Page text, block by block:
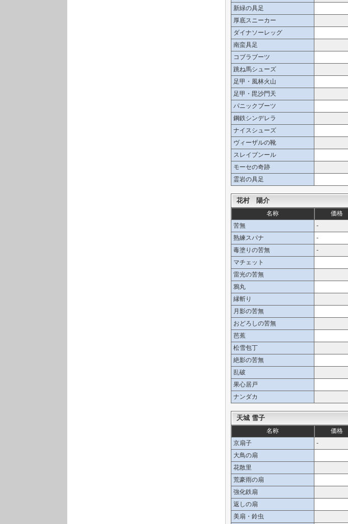
新緑の具足
厚底スニーカー
ダイナソーレッグ
南蛮具足
コブラブーツ
跳ね馬シューズ
足甲・風林火山
足甲・毘沙門天
パニックブーツ
鋼鉄シンデレラ
ナイスシューズ
ヴィーザルの靴
スレイブンール
モーセの奇跡
霊岩の具足
花村 陽介
名称 価格
苦無
-
熟練スパナ
-
毒塗りの苦無
-
マチェット
雷光の苦無
鴉丸
縁斬り
月影の苦無
おどろしの苦無
芭蕉
松雪包丁
絶影の苦無
乱破
果心居戸
ナンダカ
天城 雪子
名称 価格
京扇子
-
大鳥の扇
花散里
荒豪雨の扇
強化鉄扇
返しの扇
美扇・鈴虫